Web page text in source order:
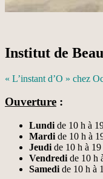
Institut de
« L’instant d’O » chez
Ouverture :
Lundi de 10 h à
Mardi de 10 h à
Jeudi de 10 h à 19
Vendredi de 10 h
Samedi de 10 h à